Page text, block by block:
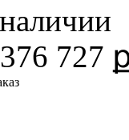
376 727